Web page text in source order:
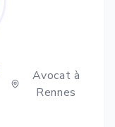
Avocat à
Rennes